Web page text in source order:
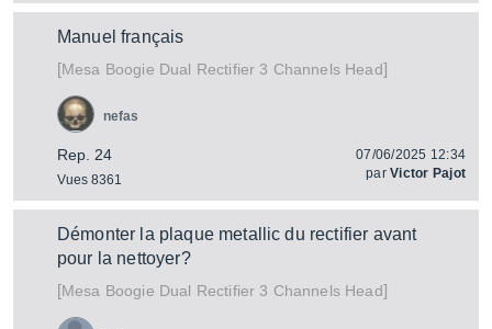
Manuel français
[Mesa Boogie Dual Rectifier 3 Channels Head]
Rep. 24
Vues 8361
nefas
07/06/2025 12:34
parVictor Pajot
Démonter la plaque metallic du rectifier avant
pour la nettoyer?
[Mesa Boogie Dual Rectifier 3 Channels Head]